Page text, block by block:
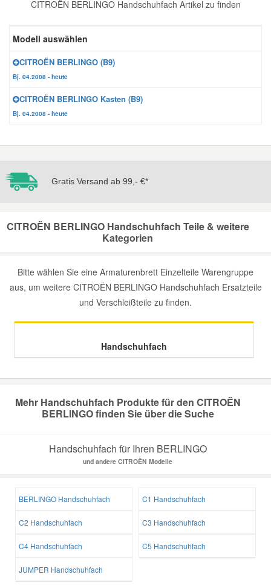
CITROËN BERLINGO Handschuhfach Artikel zu finden
Modell auswählen
CITROËN BERLINGO (B9)
Bj. 04.2008 - heute
CITROËN BERLINGO Kasten (B9)
Bj. 04.2008 - heute
Gratis Versand ab 99,- €*
CITROËN BERLINGO Handschuhfach Teile & weitere
Kategorien
Bitte wählen Sie eine Armaturenbrett Einzelteile Warengruppe
aus, um weitere CITROËN BERLINGO Handschuhfach Ersatzteile
und Verschleißteile zu finden.
Handschuhfach
Mehr Handschuhfach Produkte für den CITROËN
BERLINGO finden Sie über die Suche
Handschuhfach für Ihren BERLINGO
und andere CITROËN Modelle
BERLINGO Handschuhfach C1 Handschuhfach
C2 Handschuhfach C3 Handschuhfach
C4 Handschuhfach C5 Handschuhfach
JUMPER Handschuhfach
Zündanlage und Glühanlage
Daihatsu Ersatzteile
Jeep Ersatzteile
Kia Ersatzteile
Mazda Ersatzteile
Mitsubishi Ersatzteile
Seat Ersatzteile
Smart Ersatzteile